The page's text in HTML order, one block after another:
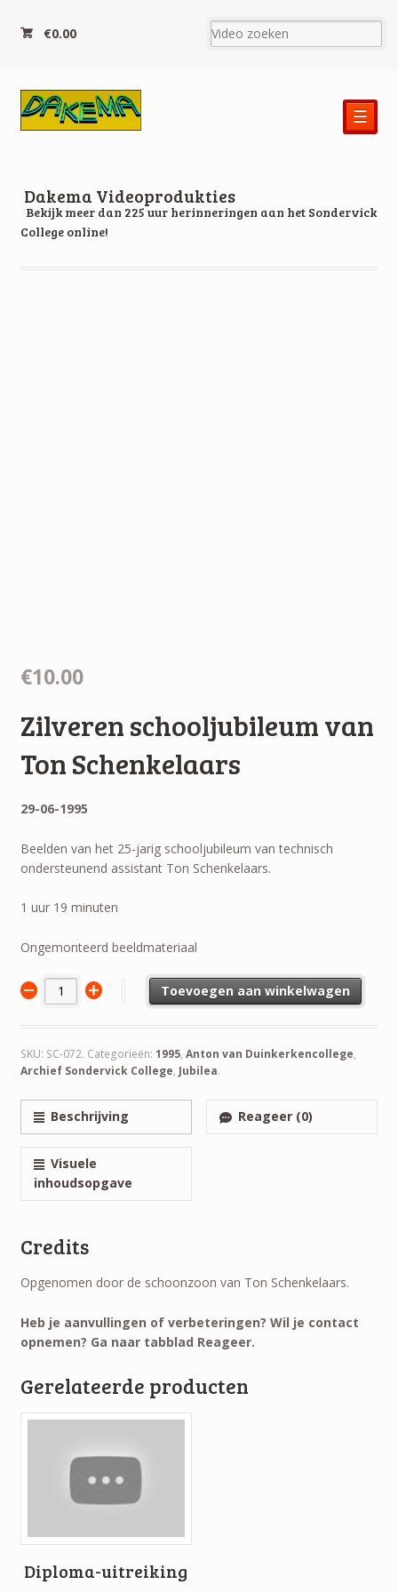
€0.00
☰
Dakema Videoprodukties
Bekijk meer dan 225 uur herinneringen aan het Sondervick
College online!
€10.00
Zilveren schooljubileum van
Ton Schenkelaars
29-06-1995
Beelden van het 25-jarig schooljubileum van technisch
ondersteunend assistant Ton Schenkelaars.
1 uur 19 minuten
Ongemonteerd beeldmateriaal
Toevoegen aan winkelwagen
SKU: SC-072. Categorieën: 1995, Anton van Duinkerkencollege,
Archief Sondervick College, Jubilea.
Beschrijving Reageer (0)
Visuele
inhoudsopgave
Credits
Opgenomen door de schoonzoon van Ton Schenkelaars.
Heb je aanvullingen of verbeteringen? Wil je contact
opnemen? Ga naar tabblad Reageer.
Gerelateerde producten
Diploma-uitreiking